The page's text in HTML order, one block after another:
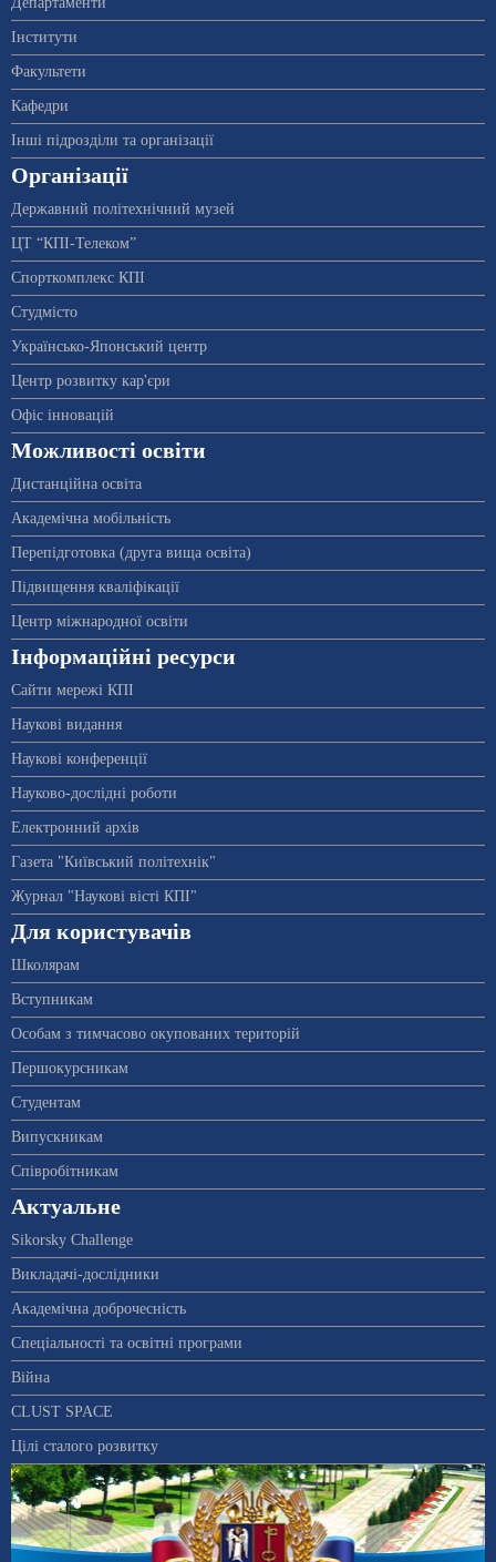
Інститути
Факультети
Кафедри
Інші підрозділи та організації
Організації
Державний політехнічний музей
ЦТ “КПІ-Телеком”
Спорткомплекс КПІ
Студмісто
Українсько-Японський центр
Центр розвитку кар'єри
Офіс інновацій
Можливості освіти
Дистанційна освіта
Академічна мобільність
Перепідготовка (друга вища освіта)
Підвищення кваліфікації
Центр міжнародної освіти
Інформаційні ресурси
Сайти мережі КПІ
Наукові видання
Наукові конференції
Науково-дослідні роботи
Електронний архів
Газета "Київський політехнік"
Журнал "Наукові вісті КПІ"
Для користувачів
Школярам
Вступникам
Особам з тимчасово окупованих територій
Першокурсникам
Студентам
Випускникам
Співробітникам
Актуальне
Sikorsky Challenge
Викладачі-дослідники
Академічна доброчесність
Спеціальності та освітні програми
Війна
CLUST SPACE
Цілі сталого розвитку